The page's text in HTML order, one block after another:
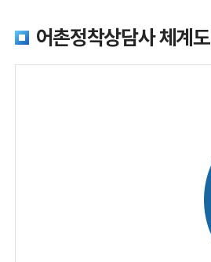
어촌정착상담사 체계도